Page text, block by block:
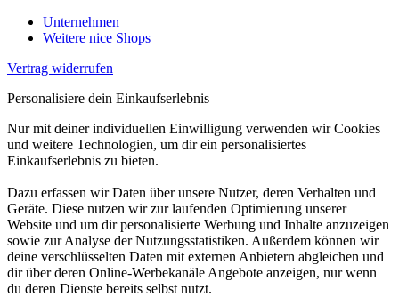
Unternehmen
Weitere nice Shops
Vertrag widerrufen
Personalisiere dein Einkaufserlebnis
Nur mit deiner individuellen Einwilligung verwenden wir Cookies
und weitere Technologien, um dir ein personalisiertes
Einkaufserlebnis zu bieten.
Dazu erfassen wir Daten über unsere Nutzer, deren Verhalten und
Geräte. Diese nutzen wir zur laufenden Optimierung unserer
Website und um dir personalisierte Werbung und Inhalte anzuzeigen
sowie zur Analyse der Nutzungsstatistiken. Außerdem können wir
deine verschlüsselten Daten mit externen Anbietern abgleichen und
dir über deren Online-Werbekanäle Angebote anzeigen, nur wenn
du deren Dienste bereits selbst nutzt.